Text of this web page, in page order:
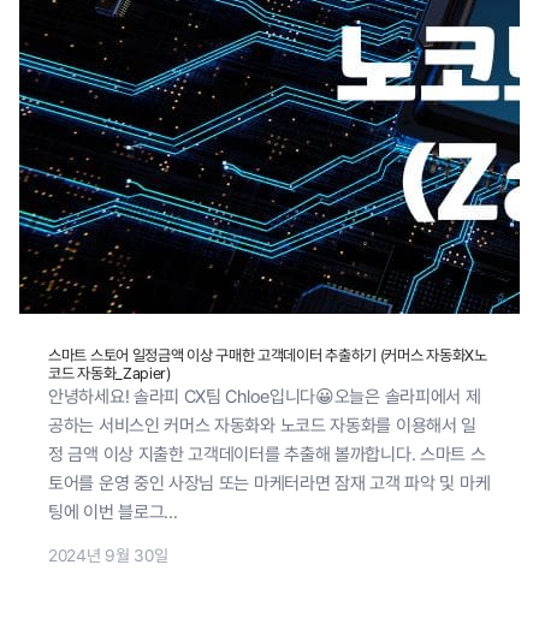
스마트 스토어 일정금액 이상 구매한 고객데이터 추출하기 (커머스 자동화X노
코드 자동화_Zapier)
안녕하세요! 솔라피 CX팀 Chloe입니다😀오늘은 솔라피에서 제
공하는 서비스인 커머스 자동화와 노코드 자동화를 이용해서 일
정 금액 이상 지출한 고객데이터를 추출해 볼까합니다. 스마트 스
토어를 운영 중인 사장님 또는 마케터라면 잠재 고객 파악 및 마케
팅에 이번 블로그...
2024년 9월 30일